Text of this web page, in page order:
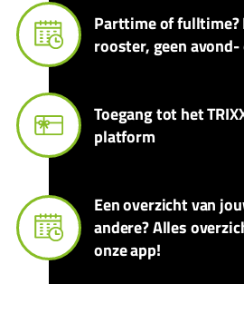
Parttime of fulltime?
rooster, geen
Toegang tot het
platform
Een overzicht van
andere? Alles
onze app!